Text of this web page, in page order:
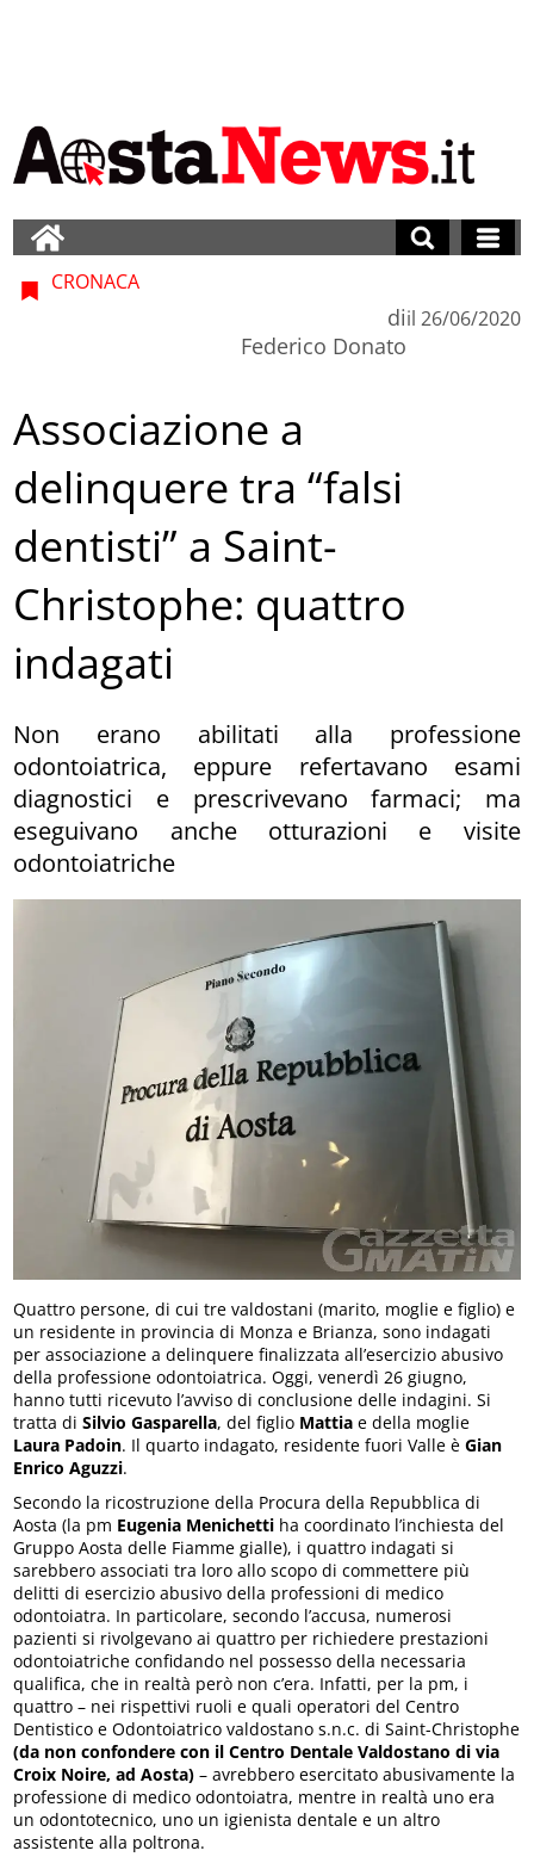
CRONACA
di
Federico Donato
il 26/06/2020
Associazione a
delinquere tra “falsi
dentisti” a Saint-
Christophe: quattro
indagati
Non erano abilitati alla professione
odontoiatrica, eppure refertavano esami
diagnostici e prescrivevano farmaci; ma
eseguivano anche otturazioni e visite
odontoiatriche
Quattro persone, di cui tre valdostani (marito, moglie e figlio) e
un residente in provincia di Monza e Brianza, sono indagati
per associazione a delinquere finalizzata all’esercizio abusivo
della professione odontoiatrica. Oggi, venerdì 26 giugno,
hanno tutti ricevuto l’avviso di conclusione delle indagini. Si
tratta di Silvio Gasparella, del figlio Mattia e della moglie
Laura Padoin. Il quarto indagato, residente fuori Valle èGian
Enrico Aguzzi.
Secondo la ricostruzione della Procura della Repubblica di
Aosta (la pm Eugenia Menichetti ha coordinato l’inchiesta del
Gruppo Aosta delle Fiamme gialle), i quattro indagati si
sarebbero associati tra loro allo scopo di commettere più
delitti di esercizio abusivo della professioni di medico
odontoiatra. In particolare, secondo l’accusa, numerosi
pazienti si rivolgevano ai quattro per richiedere prestazioni
odontoiatriche confidando nel possesso della necessaria
qualifica, che in realtà però non c’era. Infatti, per la pm, i
quattro – nei rispettivi ruoli e quali operatori del Centro
Dentistico e Odontoiatrico valdostano s.n.c. di Saint-Christophe
(da non confondere con il Centro Dentale Valdostano di via
Croix Noire, ad Aosta) – avrebbero esercitato abusivamente la
professione di medico odontoiatra, mentre in realtà uno era
un odontotecnico, uno un igienista dentale e un altro
assistente alla poltrona.